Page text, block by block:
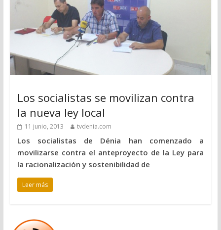
Los socialistas se movilizan contra
la nueva ley local
11 junio, 2013 tvdenia.com
Los socialistas de Dénia han comenzado a
movilizarse contra el anteproyecto de la Ley para
la racionalización y sostenibilidad de
Leer más